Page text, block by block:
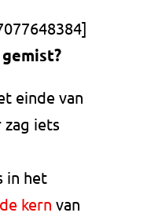
einde van
iets
in het
kern van